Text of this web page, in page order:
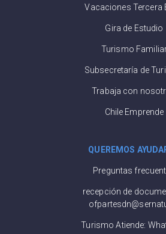
Vacaciones Tercera
Gira de Estudio
Turismo
Subsecretaría de
Trabaja con
Chile Emprende
QUEREMOS
Preguntas
recepción de
Turismo Atiende: